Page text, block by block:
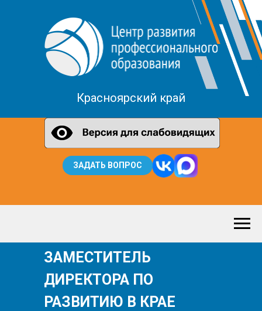
Красноярский край
ЗАДАТЬ ВОПРОС
ЗАМЕСТИТЕЛЬ
ДИРЕКТОРА ПО
РАЗВИТИЮ В КРАЕ